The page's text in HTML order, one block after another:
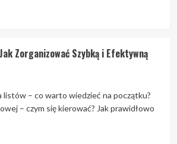
Zorganizować Szybką i Efektywną
listów – co warto wiedzieć na początku?
– czym się kierować? Jak prawidłowo